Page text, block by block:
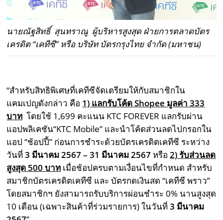
นายณัฐสิทธิ์ สุนทราณู ผู้บริหารสูงสุด ฝ่ายการตลาดบัตร
เครดิต “เคทีซี” หรือ บริษัท บัตรกรุงไทย จำกัด (มหาชน)
“สำหรับสิทธิพิเศษที่เคทีซีจัดเตรียมให้กับสมาชิกใน
แคมเปญดังกล่าว คือ 1) แลกรับโค้ดShopee มูลค่า333
บาท โดยใช้ 1,699 คะแนน KTC FOREVER แลกรับผ่าน
แอปพลิเคชัน“KTC Mobile” และนำโค้ดส่วนลดไปกรอกใน
แอป “ช้อปปี้” ก่อนการชำระด้วยบัตรเครดิตเคทีซี ระหว่าง
วันที่3 มีนาคม2567 – 31 มีนาคม2567 หรือ2) รับส่วนลด
สูงสุด 500บาท เมื่อช้อปครบตามเงื่อนไขที่กำหนด สำหรับ
สมาชิกบัตรเครดิตเคทีซี และ บัตรกดเงินสด “เคทีซี พราว”
โดยสมาชิกฯ ยังสามารถรับบริการผ่อนชำระ0% นานสูงสุด
10 เดือน (เฉพาะสินค้าที่ร่วมรายการ) ในวันที่3 มีนาคม